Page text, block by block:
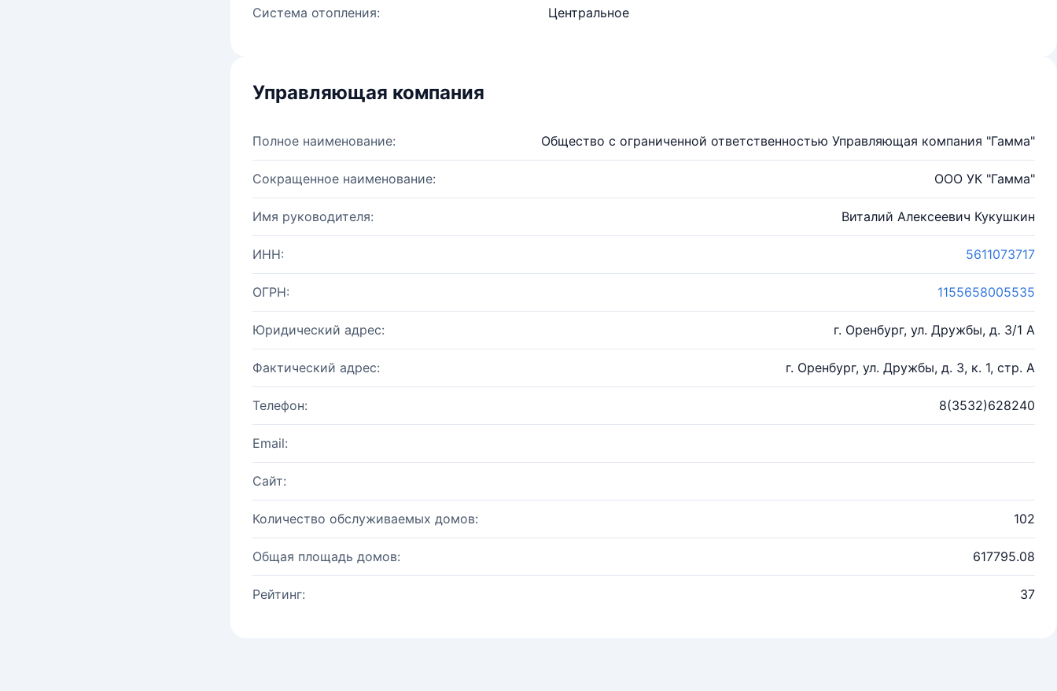
Система отопления: Центральное
Управляющая компания
Полное наименование: Общество с ограниченной ответственностью Управляющая компания "Гамма"
Сокращенное наименование: ООО УК "Гамма"
Имя руководителя: Виталий Алексеевич Кукушкин
ИНН: 5611073717
ОГРН: 1155658005535
Юридический адрес: г. Оренбург, ул. Дружбы, д. 3/1 А
Фактический адрес: г. Оренбург, ул. Дружбы, д. 3, к. 1, стр. А
Телефон: 8(3532)628240
Email:
Сайт:
Количество обслуживаемых домов: 102
Общая площадь домов: 617795.08
Рейтинг: 37